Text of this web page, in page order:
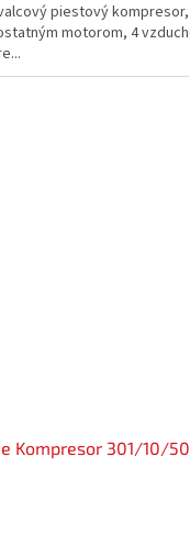
piestový
motorom, 4
Kompresor 301/10/50